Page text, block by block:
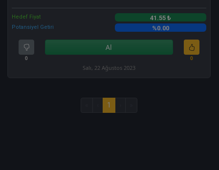
Hedef Fiyat 41.55 ₺
Potansiyel Getiri %0.00
0
Al
0
Salı, 22 Ağustos 2023
1